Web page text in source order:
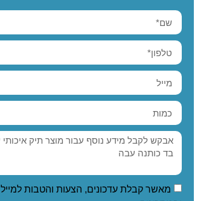
מאשר קבלת עדכונים, הצעות והטבות למייל